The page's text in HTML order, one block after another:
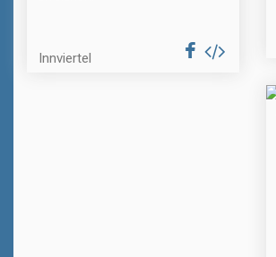
Innviertel